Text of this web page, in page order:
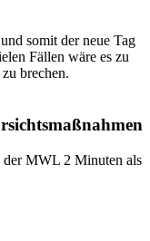
somit der neue Tag
Fällen wäre es zu
brechen.
MWL 2 Minuten als